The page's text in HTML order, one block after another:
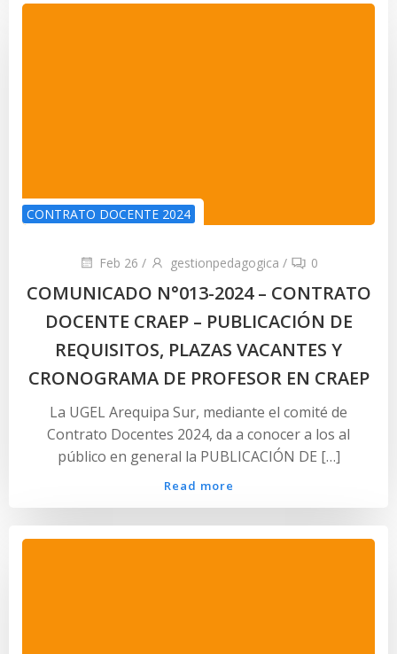
CONTRATO DOCENTE 2024
Feb 26 / gestionpedagogica / 0
COMUNICADO N°013-2024 – CONTRATO
DOCENTE CRAEP – PUBLICACIÓN DE
REQUISITOS, PLAZAS VACANTES Y
CRONOGRAMA DE PROFESOR EN CRAEP
La UGEL Arequipa Sur, mediante el comité de
Contrato Docentes 2024, da a conocer a los al
público en general la PUBLICACIÓN DE […]
Read more